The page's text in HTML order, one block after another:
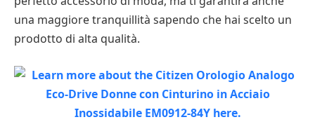
una maggiore tranquillità sapendo che hai scelto un
prodotto di alta qualità.